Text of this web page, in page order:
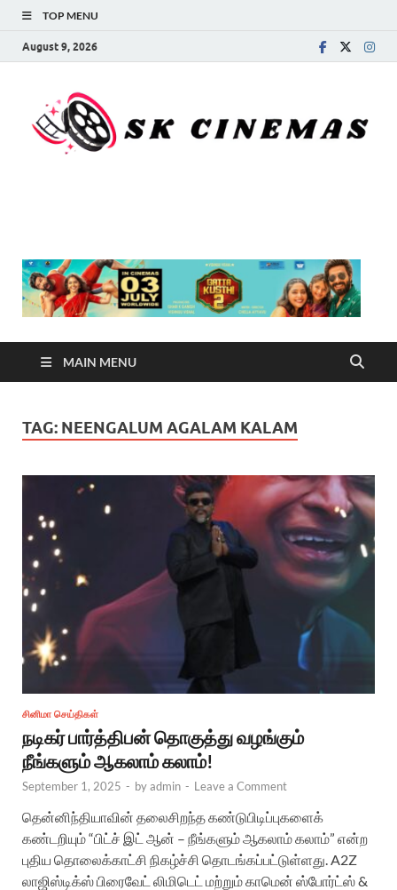
TOP MENU
August 9, 2026
MAIN MENU
TAG: NEENGALUM AGALAM KALAM
சினிமா செய்திகள்
நடிகர் பார்த்திபன் தொகுத்து வழங்கும்
நீங்களும் ஆகலாம் கலாம்!
September 1, 2025 - byadmin - Leave a Comment
தென்னிந்தியாவின் தலைசிறந்த கண்டுபிடிப்புகளைக்
கண்டறியும் “பிட்ச் இட் ஆன் – நீங்களும் ஆகலாம் கலாம்” என்ற
புதிய தொலைக்காட்சி நிகழ்ச்சி தொடங்கப்பட்டுள்ளது. A2Z
லாஜிஸ்டிக்ஸ் பிரைவேட் லிமிடெட் மற்றும் காமென் ஸ்போர்ட்ஸ் &